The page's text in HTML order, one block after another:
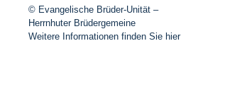
© Evangelische Brüder-Unität –
Herrnhuter Brüdergemeine
Weitere Informationen finden Sie hier